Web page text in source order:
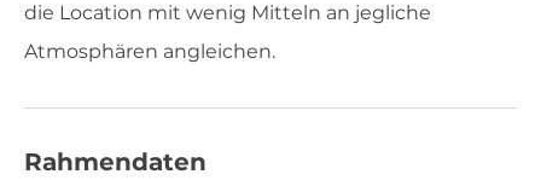
die Location mit wenig Mitteln an jegliche
Atmosphären angleichen.
Rahmendaten